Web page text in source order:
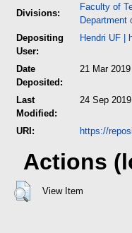
Divisions:
Faculty of
Department
Depositing
User:
Hendri UF |
Date
Deposited:
21 Mar
Last
Modified:
24 Sep
URI: https://
Actions
View Item